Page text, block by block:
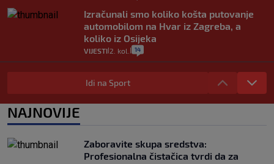
Izračunali smo koliko košta putovanje
automobilom na Hvar iz Zagreba, a
koliko iz Osijeka
VIJESTI 2. kol. 14
"Kći je otišla na more, a zaboravila
zdravstvenu iskaznicu". Kakva su prava
pacijenata izvan mjesta prebivališta?
1
Plenković na 15 dana ukine mjere: "Ne bi
se dogodilo ništa. Vlada se zaljubila u te
Idi na Sport
NAJNOVIJE
Zaboravite skupa sredstva:
Profesionalna čistačica tvrdi da za